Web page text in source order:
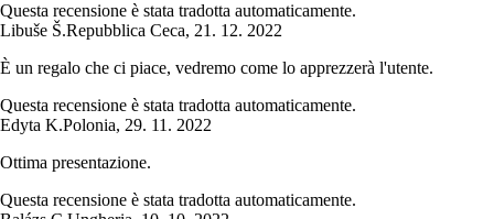
Questa recensione è stata tradotta automaticamente.
Libuše Š.Repubblica Ceca, 21. 12. 2022
È un regalo che ci piace, vedremo come lo apprezzerà l'utente.
Questa recensione è stata tradotta automaticamente.
Edyta K.Polonia, 29. 11. 2022
Ottima presentazione.
Questa recensione è stata tradotta automaticamente.